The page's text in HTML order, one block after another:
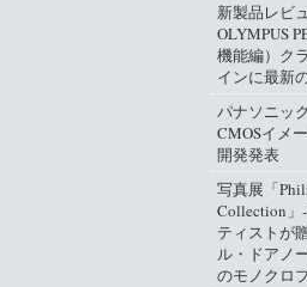
新製品レビ
OLYMPUS
機能編）ク
インに最新
パナソニッ
CMOSイメ
開発発表
写真展「
Collection」
ティストが
ル・ドアノ
のモノクロ